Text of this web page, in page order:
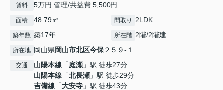
賃料 5万円 管理/共益費 5,500円
面積 48.79㎡ 間取り 2LDK
築年数 築17年 所在階 2階/2階建
所在地 岡山県岡山市北区今保２５９-１
交通 山陽本線 「庭瀬 」駅 徒歩27分
山陽本線 「北長瀬 」駅 徒歩29分
吉備線 「大安寺 」駅 徒歩43分